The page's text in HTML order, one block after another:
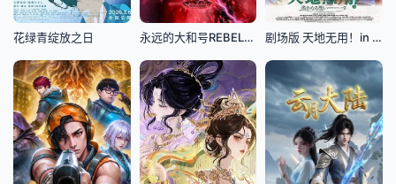
花绿青绽放之日 永远的大和号REBEL3199第六章碧蓝迷宫 剧场版 天地无用！in LOVE2：遥远的思念